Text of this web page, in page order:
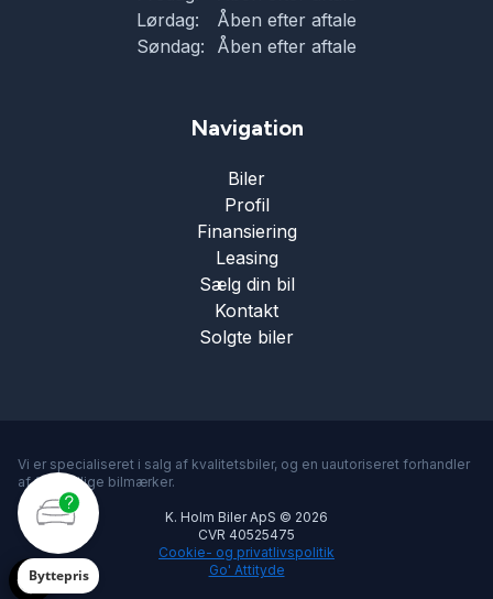
Lørdag:
Åben efter aftale
Søndag:
Åben efter aftale
Navigation
Biler
Profil
Finansiering
Leasing
Sælg din bil
Kontakt
Solgte biler
Vi er specialiseret i salg af kvalitetsbiler, og en uautoriseret forhandler
af forskellige bilmærker.
K. Holm Biler ApS © 2026
CVR 40525475
Cookie- og privatlivspolitik
Go' Attityde
Byttepris